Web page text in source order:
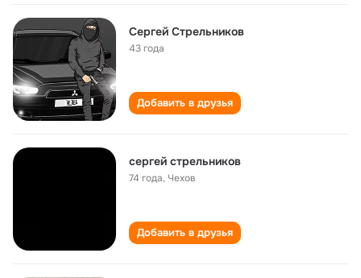
Сергей Стрельников
43 года
Добавить в друзья
сергей стрельников
74 года,Чехов
Добавить в друзья